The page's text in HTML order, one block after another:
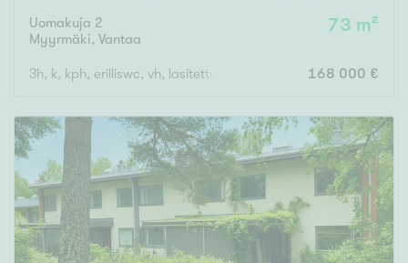
Uomakuja 2
Myyrmäki, Vantaa
73 m²
3h, k, kph, erilliswc, vh, lasitettu parveke 168 000 €